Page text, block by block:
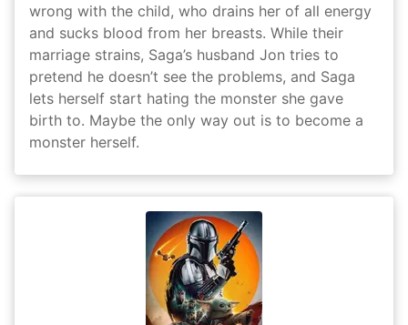
wrong with the child, who drains her of all energy
and sucks blood from her breasts. While their
marriage strains, Saga’s husband Jon tries to
pretend he doesn’t see the problems, and Saga
lets herself start hating the monster she gave
birth to. Maybe the only way out is to become a
monster herself.